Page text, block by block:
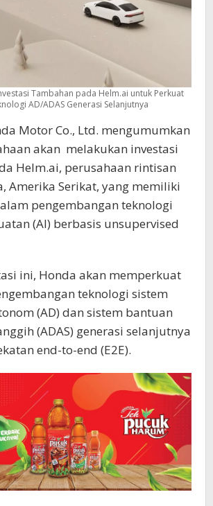
Tambahan pada Helm.ai untuk Perkuat
AD/ADAS Generasi Selanjutnya
Motor Co., Ltd. mengumumkan
akan melakukan investasi
Helm.ai, perusahaan rintisan
Amerika Serikat, yang memiliki
pengembangan teknologi
(AI) berbasis unsupervised
ini, Honda akan memperkuat
teknologi sistem
(AD) dan sistem bantuan
(ADAS) generasi selanjutnya
end-to-end (E2E).